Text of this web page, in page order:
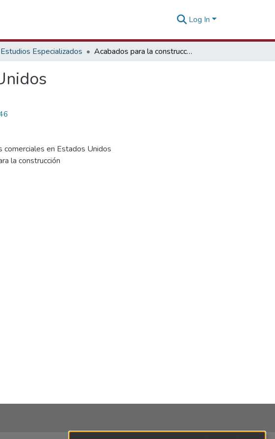
Log In
Estudios Especializados Acabados para la construcción en Estados Unidos
comerciales en Estados Unidos
la construcción